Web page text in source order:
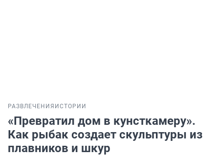
РАЗВЛЕЧЕНИЯ ИСТОРИИ
«Превратил дом в кунсткамеру».
Как рыбак создает скульптуры из
плавников и шкур